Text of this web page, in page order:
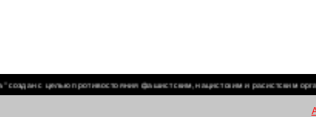
с целью противостояния фашистским, нацистским и расистским